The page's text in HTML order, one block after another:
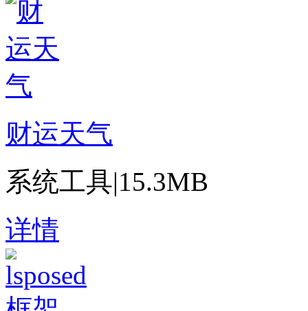
财运天气
系统工具|15.3MB
详情